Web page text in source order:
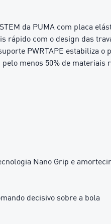
da PUMA com placa
rápido com o design das
PWRTAPE estabiliza
menos 50% de materiais
Nano Grip e
decisivo sobre a bola